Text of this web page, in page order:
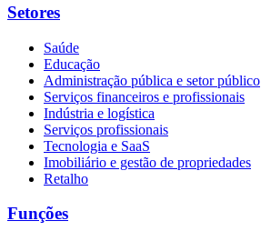
Setores
Saúde
Educação
Administração pública e setor público
Serviços financeiros e profissionais
Indústria e logística
Serviços profissionais
Tecnologia e SaaS
Imobiliário e gestão de propriedades
Retalho
Funções